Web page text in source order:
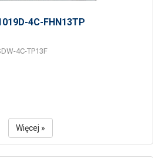
4C-FHN13TP
4C-TP13F
Więcej »